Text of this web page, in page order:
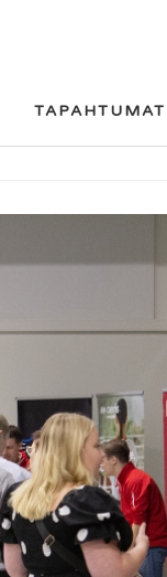
TAPAHTUMAT